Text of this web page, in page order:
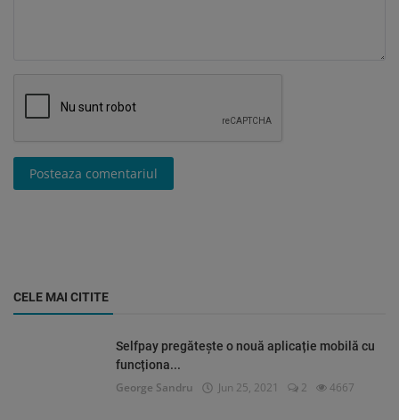
Posteaza comentariul
CELE MAI CITITE
Selfpay pregătește o nouă aplicație mobilă cu
funcționa...
George Sandru Jun 25, 2021 2 4667